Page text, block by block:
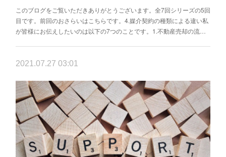
このブログをご覧いただきありがとうございます。全7回シリーズの5回
目です。前回のおさらいはこちらです。4.媒介契約の種類による違い私
が皆様にお伝えしたいのは以下の7つのことです。1.不動産売却の流…
2021.07.27 03:01